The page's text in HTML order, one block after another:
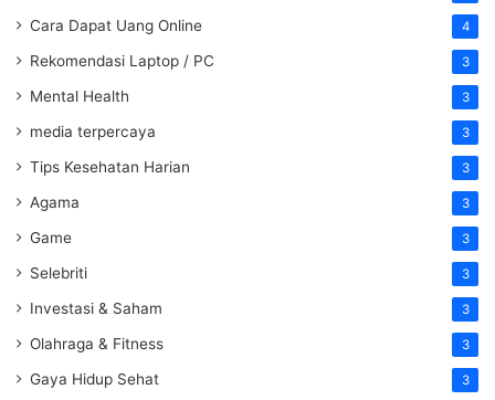
Cara Dapat Uang Online 4
Rekomendasi Laptop / PC 3
Mental Health 3
media terpercaya 3
Tips Kesehatan Harian 3
Agama 3
Game 3
Selebriti 3
Investasi & Saham 3
Olahraga & Fitness 3
Gaya Hidup Sehat 3